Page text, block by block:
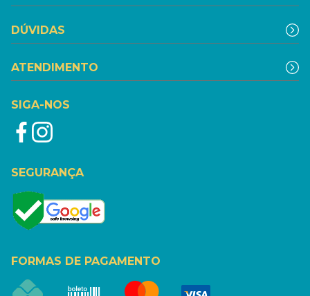
DÚVIDAS
ATENDIMENTO
SIGA-NOS
SEGURANÇA
FORMAS DE PAGAMENTO